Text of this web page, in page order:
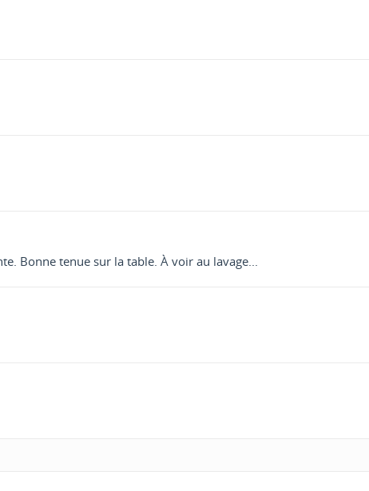
Bonne tenue sur la table. À voir au lavage...